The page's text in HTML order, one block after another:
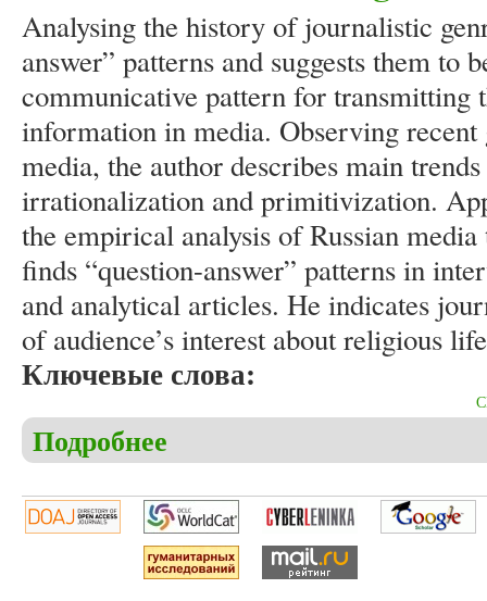
Analysing the history of journalistic
answer” patterns and suggests them to
communicative pattern for transmitting
information in media. Observing recent
media, the author describes main
irrationalization and primitivization.
the empirical analysis of Russian
finds “question-answer” patterns in
and analytical articles. He indicates
of audience’s interest about religious
Ключевые слова:
Подробнее